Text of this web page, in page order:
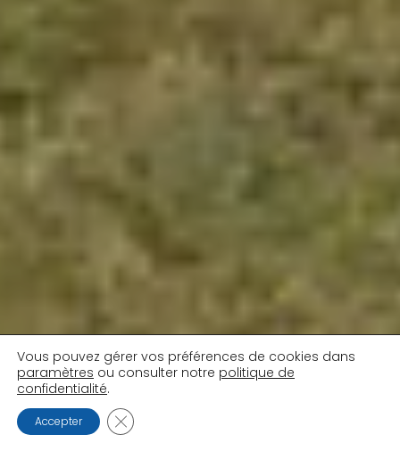
Vous pouvez gérer vos préférences de cookies dans
paramètres ou consulter notre politique de
confidentialité.
Accepter FERMER LA BANNIÈRE DES COOKIES GDPR